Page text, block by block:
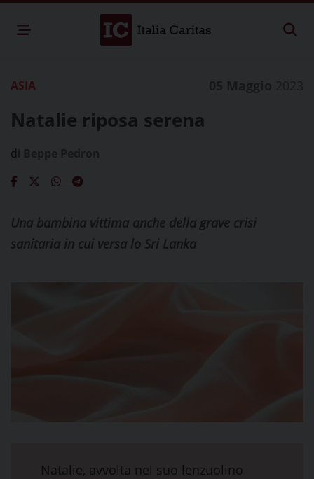
ASIA
Natalie riposa serena
di
Una bambina vittima anche della grave crisi
sanitaria in cui versa lo Sri Lanka
Natalie, avvolta nel suo lenzuolino